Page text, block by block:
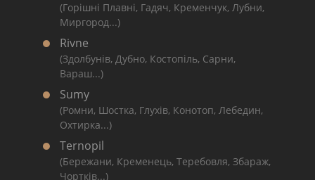
(Горішні Плавні, Гадяч, Кременчук, Лубни,
Миргород...)
Rivne
(Здолбунів, Дубно, Костопіль, Сарни,
Вараш...)
Sumy
(Ромни, Шостка, Глухів, Конотоп, Лебедин,
Охтирка...)
Ternopil
(Бережани, Кременець, Теребовля, Збараж,
Чортків...)